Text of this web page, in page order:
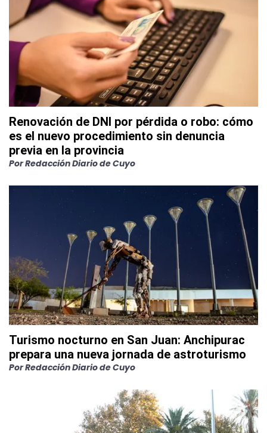
Renovación de DNI por pérdida o robo: cómo
es el nuevo procedimiento sin denuncia
previa en la provincia
PorRedacción Diario de Cuyo
Turismo nocturno en San Juan: Anchipurac
prepara una nueva jornada de astroturismo
PorRedacción Diario de Cuyo